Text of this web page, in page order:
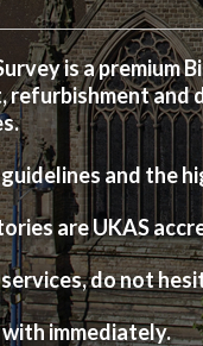
is a premium
refurbishment
and the
are UKAS
do not
immediately.